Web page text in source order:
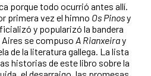
porque todo ocurrió antes allí.
primera vez el himno Os Pinosy
y popularizó la bandera
Aires se compuso A Rianxeiray
de la literatura gallega. La lista
historias de este libro sobre la